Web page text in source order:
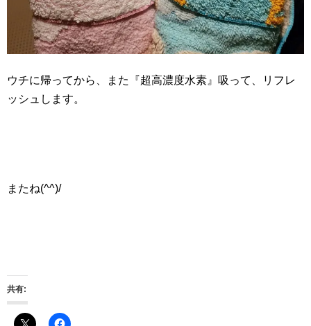
ウチに帰ってから、また『超高濃度水素』吸って、リフレ
ッシュします。
またね(^^)/
共有: